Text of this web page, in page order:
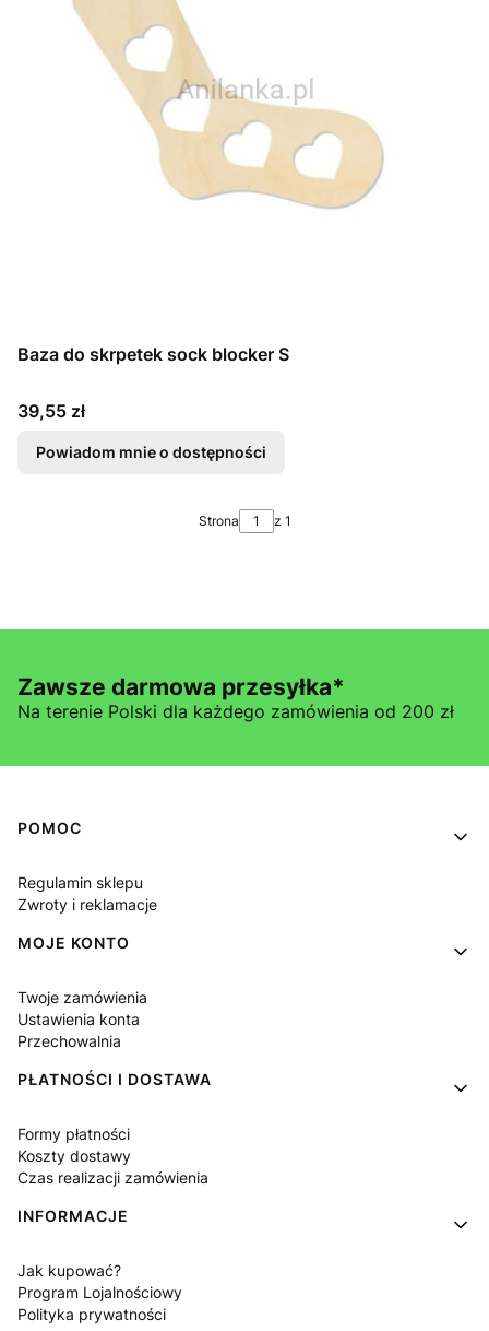
Baza do skrpetek sock blocker S
Cena
39,55 zł
Powiadom mnie o dostępności
Strona z 1
Zawsze darmowa przesyłka*
Na terenie Polski dla każdego zamówienia od 200 zł
Linki w stopce
POMOC
Regulamin sklepu
Zwroty i reklamacje
MOJE KONTO
Twoje zamówienia
Ustawienia konta
Przechowalnia
PŁATNOŚCI I DOSTAWA
Formy płatności
Koszty dostawy
Czas realizacji zamówienia
INFORMACJE
Jak kupować?
Program Lojalnościowy
Polityka prywatności